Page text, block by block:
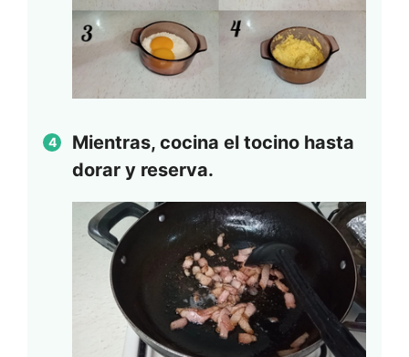
Mientras, cocina el tocino hasta
dorar y reserva.